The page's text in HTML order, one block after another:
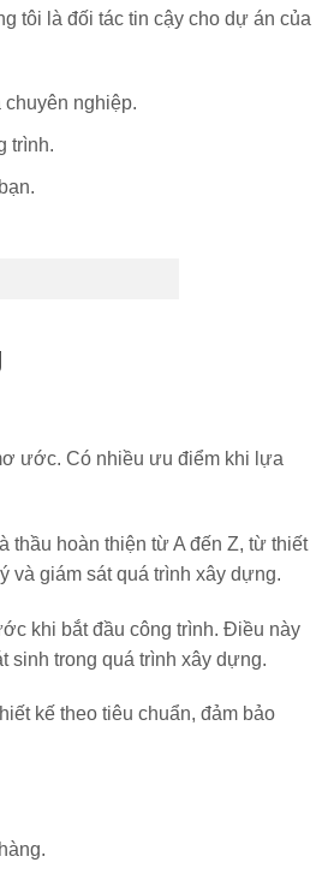
tôi là đối tác tin cậy cho dự án của
nghiệp.
trình.
ước. Có nhiều ưu điểm khi lựa
thầu hoàn thiện từ A đến Z, từ thiết
và giám sát quá trình xây dựng.
khi bắt đầu công trình. Điều này
sinh trong quá trình xây dựng.
kế theo tiêu chuẩn, đảm bảo